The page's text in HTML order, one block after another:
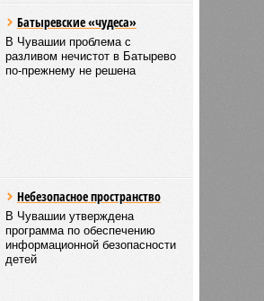
Батыревские «чудеса»
В Чувашии проблема с
разливом нечистот в Батырево
по-прежнему не решена
Небезопасное пространство
В Чувашии утверждена
программа по обеспечению
информационной безопасности
детей